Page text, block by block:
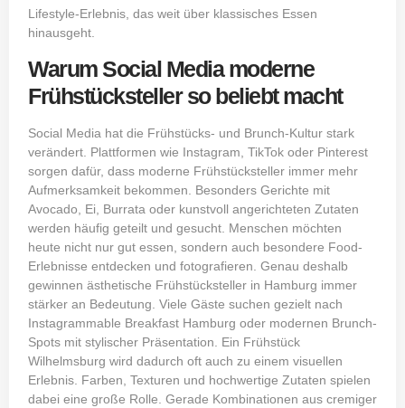
Lifestyle-Erlebnis, das weit über klassisches Essen
hinausgeht.
Warum Social Media moderne
Frühstücksteller so beliebt macht
Social Media hat die Frühstücks- und Brunch-Kultur stark
verändert. Plattformen wie Instagram, TikTok oder Pinterest
sorgen dafür, dass moderne Frühstücksteller immer mehr
Aufmerksamkeit bekommen. Besonders Gerichte mit
Avocado, Ei, Burrata oder kunstvoll angerichteten Zutaten
werden häufig geteilt und gesucht. Menschen möchten
heute nicht nur gut essen, sondern auch besondere Food-
Erlebnisse entdecken und fotografieren. Genau deshalb
gewinnen ästhetische Frühstücksteller in Hamburg immer
stärker an Bedeutung. Viele Gäste suchen gezielt nach
Instagrammable Breakfast Hamburg oder modernen Brunch-
Spots mit stylischer Präsentation. Ein Frühstück
Wilhelmsburg wird dadurch oft auch zu einem visuellen
Erlebnis. Farben, Texturen und hochwertige Zutaten spielen
dabei eine große Rolle. Gerade Kombinationen aus cremiger